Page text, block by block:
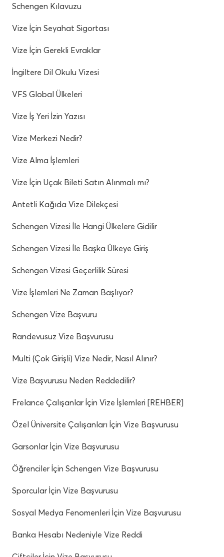
Schengen Kılavuzu
Vize İçin Seyahat Sigortası
Vize İçin Gerekli Evraklar
İngiltere Dil Okulu Vizesi
VFS Global Ülkeleri
Vize İş Yeri İzin Yazısı
Vize Merkezi Nedir?
Vize Alma İşlemleri
Vize İçin Uçak Bileti Satın Alınmalı mı?
Antetli Kağıda Vize Dilekçesi
Schengen Vizesi İle Hangi Ülkelere Gidilir
Schengen Vizesi İle Başka Ülkeye Giriş
Schengen Vizesi Geçerlilik Süresi
Vize İşlemleri Ne Zaman Başlıyor?
Schengen Vize Başvuru
Randevusuz Vize Başvurusu
Multi (Çok Girişli) Vize Nedir, Nasıl Alınır?
Vize Başvurusu Neden Reddedilir?
Frelance Çalışanlar İçin Vize İşlemleri [REHBER]
Özel Üniversite Çalışanları İçin Vize Başvurusu
Garsonlar İçin Vize Başvurusu
Öğrenciler İçin Schengen Vize Başvurusu
Sporcular İçin Vize Başvurusu
Sosyal Medya Fenomenleri İçin Vize Başvurusu
Banka Hesabı Nedeniyle Vize Reddi